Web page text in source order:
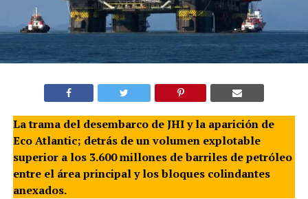
La trama del desembarco de JHI y la aparición de
Eco Atlantic; detrás de un volumen explotable
superior a los 3.600 millones de barriles de petróleo
entre el área principal y los bloques colindantes
anexados.